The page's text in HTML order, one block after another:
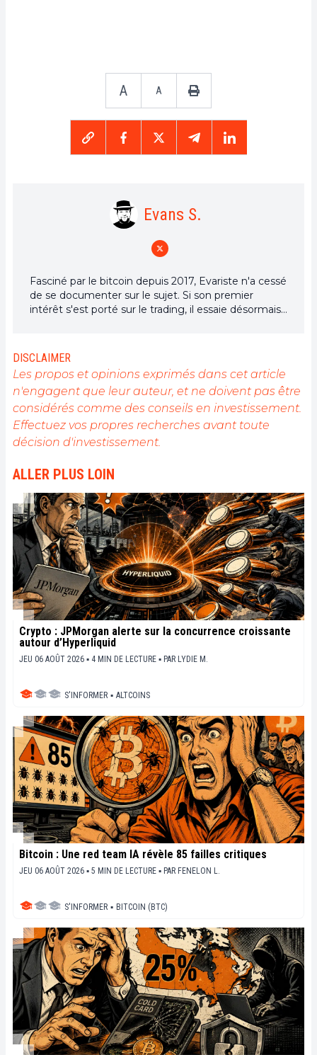
A A
Evans S.
Fasciné par le bitcoin depuis 2017, Evariste n'a cessé
de se documenter sur le sujet. Si son premier
intérêt s'est porté sur le trading, il essaie désormais
rédacteur, il aspire à fournir en permanence un
travail de haute qualité qui reflète l'état du secteur
dans son ensemble.
DISCLAIMER
Les propos et opinions exprimés dans cet article
n'engagent que leur auteur, et ne doivent pas être
considérés comme des conseils en investissement.
Effectuez vos propres recherches avant toute
décision d'investissement.
ALLER PLUS LOIN
Crypto : JPMorgan alerte sur la concurrence croissante
autour d’Hyperliquid
JEU 06 AOÛT 2026 ▪ 4 MIN DE LECTURE ▪ PAR LYDIE M.
S'INFORMER ▪ ALTCOINS
Bitcoin : Une red team IA révèle 85 failles critiques
JEU 06 AOÛT 2026 ▪ 5 MIN DE LECTURE ▪ PAR FENELON L.
S'INFORMER ▪ BITCOIN (BTC)